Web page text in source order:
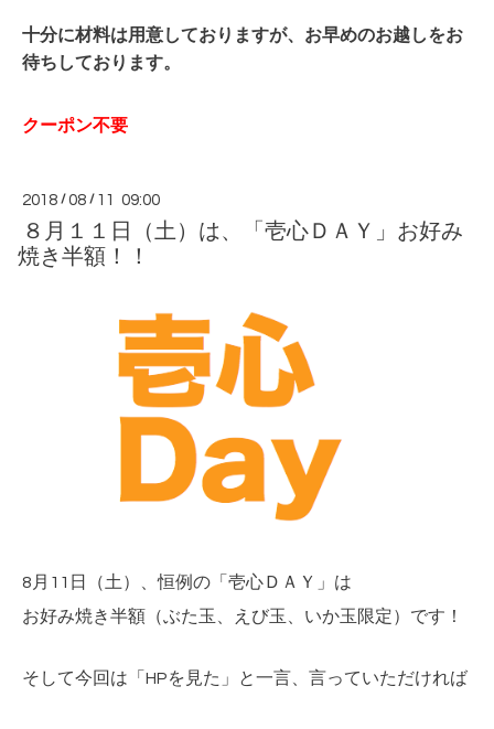
十分に材料は用意しておりますが、お早めのお越しをお
待ちしております。
クーポン不要
2018 /08 / 11 09:00
８月１１日（土）は、「壱心ＤＡＹ」お好み
焼き半額！！
8月11日（土）、恒例の「壱心ＤＡＹ」は
お好み焼き半額（ぶた玉、えび玉、いか玉限定）です！
そして今回は「HPを見た」と一言、言っていただければ